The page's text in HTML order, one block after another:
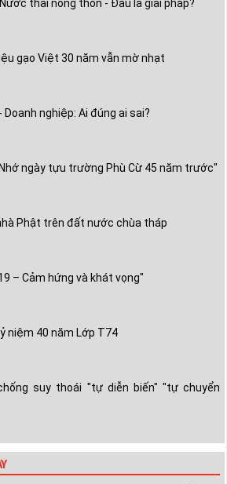
thải nông thôn - Đâu là giải pháp?
gạo Việt 30 năm vẫn mờ nhạt
Doanh nghiệp: Ai đúng ai sai?
ngày tựu trường Phù Cừ 45 năm trước"
Phật trên đất nước chùa tháp
– Cảm hứng và khát vọng"
niệm 40 năm Lớp T74
suy thoái "tự diễn biến" "tự chuyển